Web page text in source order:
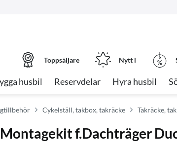
Toppsäljare Nytt i
husbil Reservdelar Hyra husbil
Cykelställ, takbox, takräcke Takräcke,
f.Dachträger